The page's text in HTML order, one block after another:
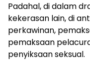
Padahal, di dalam
kekerasan lain, di
perkawinan,
pemaksaan
penyiksaan seksual.